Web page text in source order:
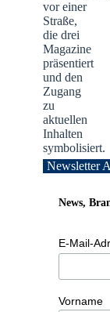
Newsletter
News,
E-Mail-
Vorname